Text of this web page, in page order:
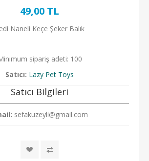
49,00 TL
Naneli Keçe Şeker Balık
sipariş adeti: 100
Satıcı: Lazy Pet Toys
Satıcı Bilgileri
sefakuzeyli@gmail.com